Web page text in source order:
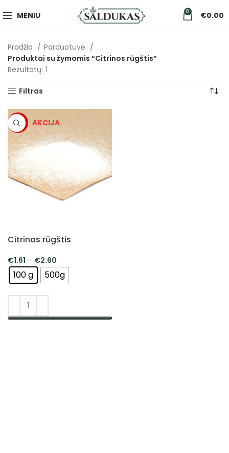
MENIU 0 €0.00
Pradžia
Parduotuvė
Produktai su žymomis “Citrinos rūgštis”
Rezultatų: 1
Filtras
-5%
Citrinos rūgštis
€1.61 – €2.60
100 g 500g